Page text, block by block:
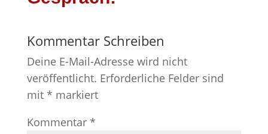
Kommentar Schreiben
Deine E-Mail-Adresse wird nicht
veröffentlicht. Erforderliche Felder sind
mit * markiert
Kommentar *